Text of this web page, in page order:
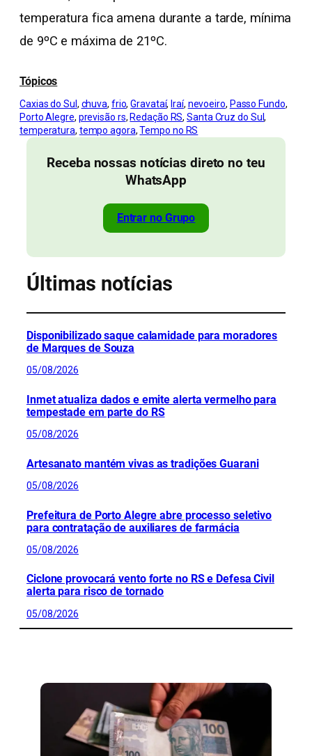
temperatura fica amena durante a tarde, mínima
de 9ºC e máxima de 21ºC.
Tópicos
Caxias do Sul, chuva, frio, Gravataí, Iraí, nevoeiro, Passo Fundo
Porto Alegre, previsão rs, Redação RS, Santa Cruz do Sul
temperatura, tempo agora, Tempo no RS
Receba nossas notícias direto no teu
WhatsApp
Entrar no Grupo
Últimas notícias
Disponibilizado saque calamidade para moradores
de Marques de Souza
05/08/2026
Inmet atualiza dados e emite alerta vermelho para
tempestade em parte do RS
05/08/2026
Artesanato mantém vivas as tradições Guarani
05/08/2026
Prefeitura de Porto Alegre abre processo seletivo
para contratação de auxiliares de farmácia
05/08/2026
Ciclone provocará vento forte no RS e Defesa Civil
alerta para risco de tornado
05/08/2026